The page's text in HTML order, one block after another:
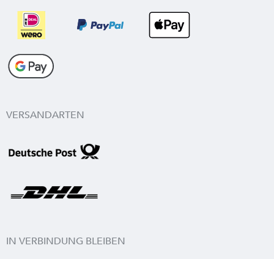
VERSANDARTEN
IN VERBINDUNG BLEIBEN